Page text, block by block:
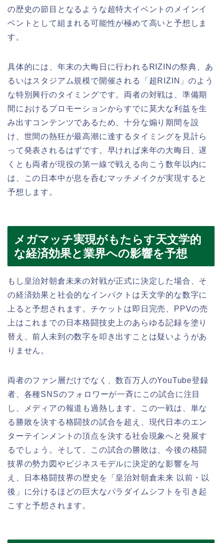
の歴史の節目となるような超特大イベントのメインイ
ベントとして組まれる可能性が極めて高いと予想しま
す。
具体的には、年末の大晦日に行われるRIZINの祭典、あ
るいはスタジアム規模で開催される「超RIZIN」のよう
な特別興行のタイミングです。両者の対戦は、準備期
間におけるプロモーションからすでに莫大な利益を生
み出すコンテンツであるため、十分な煽り期間を設
け、世間の熱狂が最高潮に達するタイミングを見計ら
って発表されるはずです。早ければ来年の大晦日、遅
くとも両者が現役の第一線で戦える向こう数年以内に
は、この日本中が息を呑むマッチメイクが実現すると
予想します。
メガマッチ実現がもたらす天文学的
な経済効果と業界への影響を予想
もし皇治対朝倉未来の対戦が正式に決定した場合、そ
の経済効果と社会的なインパクトは天文学的な数字に
上ると予想されます。チケットは即日完売、PPVの売
上はこれまでの日本格闘技史上のあらゆる記録を塗り
替え、前人未到の数字を叩き出すことは疑いようがあ
りません。
両者のファン層だけでなく、数百万人のYouTube登録
者、各種SNSのフォロワーが一斉にこの試合に注目
し、メディアの報道も過熱します。この一戦は、単な
る勝敗を決する格闘技の試合を超え、現代日本のエン
ターテインメントの頂点を決する社会現象へと発展す
るでしょう。そして、この試合の勝敗は、今後の格闘
技界の勢力図やビジネスモデルに決定的な影響を与
え、日本格闘技界の歴史を「皇治対朝倉未来 以前・以
後」に分けるほどの巨大なパラダイムシフトを引き起
こすと予想されます。